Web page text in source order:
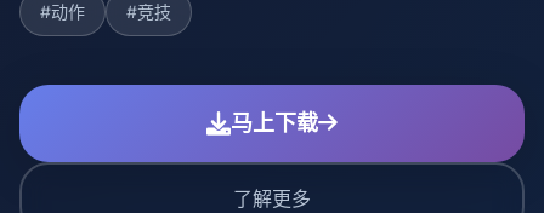
#动作 #竞技
马上下载
了解更多